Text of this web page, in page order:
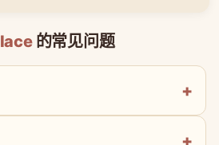
lace的常见问题